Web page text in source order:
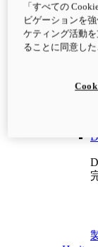
「すべての
ビゲーションを
ケティング活動
ることに同意し